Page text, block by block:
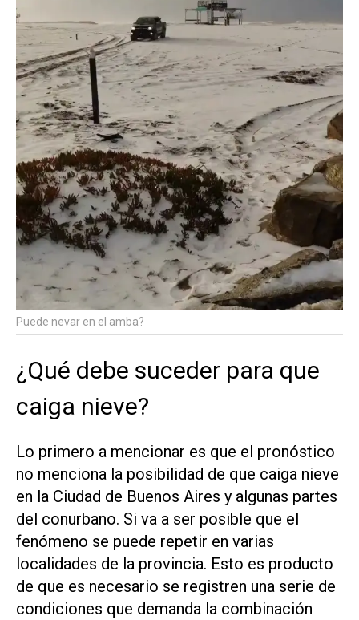
Puede nevar en el amba?
¿Qué debe suceder para que
caiga nieve?
Lo primero a mencionar es que el pronóstico
no menciona la posibilidad de que caiga nieve
en la Ciudad de Buenos Aires y algunas partes
del conurbano. Si va a ser posible que el
fenómeno se puede repetir en varias
localidades de la provincia. Esto es producto
de que es necesario se registren una serie de
condiciones que demanda la combinación